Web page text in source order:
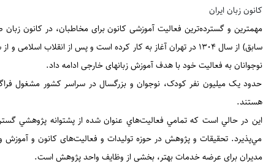
کانون زبان ایران
مهمترین و گسترده‌ترین فعالیت آموزشی کانون برای مخاطبان، در کانون
نوجوانان به فعالیت خود با هدف آموزش زبانهای خارجی ادامه داد.
حدود یک میلیون نفر کودک، نوجوان و بزرگسال در سراسر کشور مشغول
هستند.
اين در حالي است كه تمامي فعاليت‌هاي عنوان شده از پشتوانه پژوهشي
مي‌پذيرد. تحقیقات و پژوهش در حوزه تولیدات و فعالیت‌های کانون و
مدیران برای عرضه خدمات بهتر، بخشی از وظایف واحد پژوهش است.